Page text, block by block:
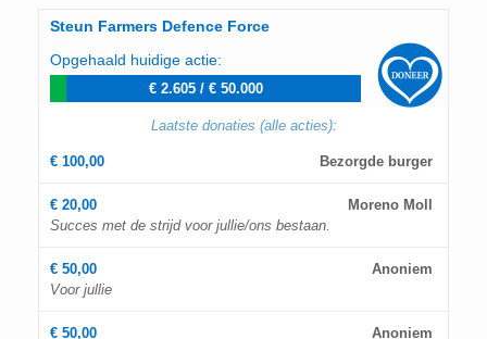
Steun Farmers Defence Force
Opgehaald huidige actie:
€ 2.605/ € 50.000
Laatste donaties (alle acties):
Bezorgde burger
€ 100,00
Moreno Moll
€ 20,00
Succes met de strijd voor jullie/ons bestaan.
Anoniem
€ 50,00
Voor jullie
Anoniem
€ 50,00